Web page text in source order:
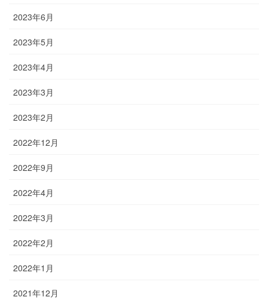
2023年6月
2023年5月
2023年4月
2023年3月
2023年2月
2022年12月
2022年9月
2022年4月
2022年3月
2022年2月
2022年1月
2021年12月